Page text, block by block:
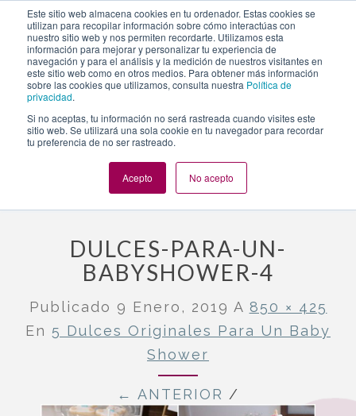
Este sitio web almacena cookies en tu ordenador. Estas cookies se
utilizan para recopilar información sobre cómo interactúas con
nuestro sitio web y nos permiten recordarte. Utilizamos esta
información para mejorar y personalizar tu experiencia de
navegación y para el análisis y la medición de nuestros visitantes en
este sitio web como en otros medios. Para obtener más información
sobre las cookies que utilizamos, consulta nuestra Política de
privacidad.
Si no aceptas, tu información no será rastreada cuando visites este
sitio web. Se utilizará una sola cookie en tu navegador para recordar
tu preferencia de no ser rastreado.
Acepto No acepto
https://www.evento.love/blog/5-dulces-originales-para-un-
baby-shower/dulces-para-un-babyshower-4/
Baby Shower»5 dulces originales para un baby
dulces-para-un-babyshower-4
DULCES-PARA-UN-
BABYSHOWER-4
Publicado 9 Enero, 2019 A 850 × 425
En 5 Dulces Originales Para Un Baby
Shower
← ANTERIOR /